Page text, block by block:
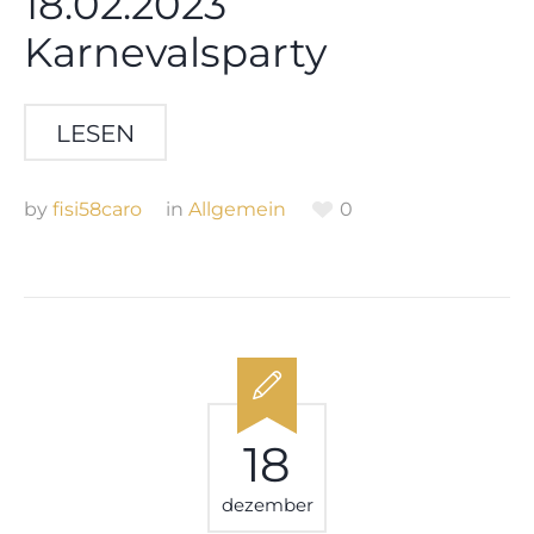
Karnevalsparty
LESEN
by fisi58caro in Allgemein 0
18
dezember